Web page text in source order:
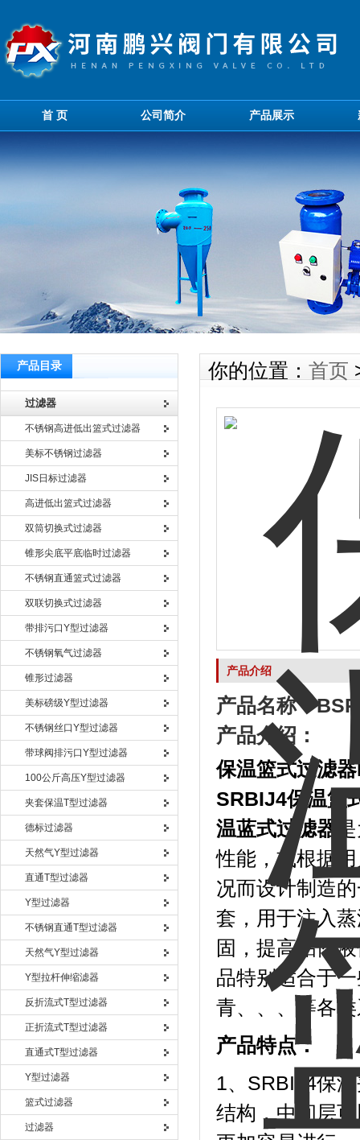
首 页 公司简介 产品展示
产品目录
过滤器
不锈钢高进低出篮式过滤器
美标不锈钢过滤器
JIS日标过滤器
高进低出篮式过滤器
双筒切换式过滤器
锥形尖底平底临时过滤器
不锈钢直通篮式过滤器
双联切换式过滤器
带排污口Y型过滤器
不锈钢氧气过滤器
锥形过滤器
美标磅级Y型过滤器
不锈钢丝口Y型过滤器
带球阀排污口Y型过滤器
100公斤高压Y型过滤器
夹套保温T型过滤器
德标过滤器
天然气Y型过滤器
直通T型过滤器
Y型过滤器
不锈钢直通T型过滤器
天然气Y型过滤器
Y型拉杆伸缩滤器
反折流式T型过滤器
正折流式T型过滤器
直通式T型过滤器
Y型过滤器
篮式过滤器
过滤器
你的位置： 首页
产品介绍
产品名称：
产品介绍：
保温篮式过滤器
SRBIJ4保温篮
温蓝式过滤器
性能，或根据
况而设计制造
套，用于注入
固，提高粘性
品特别适合于
青、、、等各
产品特点：
1、SRBIJ4保
结构，中间层